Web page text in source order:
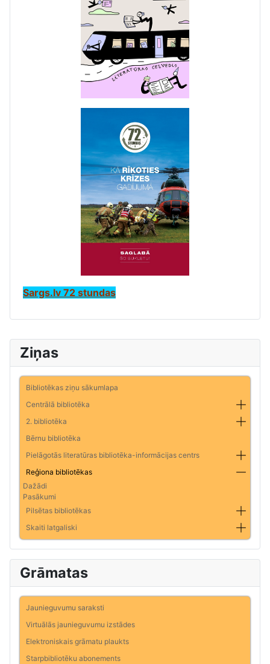
Ziņas
Bibliotēkas ziņu sākumlapa
Centrālā bibliotēka
2. bibliotēka
Bērnu bibliotēka
Pielāgotās literatūras bibliotēka-informācijas centrs
Reģiona bibliotēkas
Dažādi
Pasākumi
Pilsētas bibliotēkas
Skaiti latgaliski
Grāmatas
Jaunieguvumu saraksti
Virtuālās jaunieguvumu izstādes
Elektroniskais grāmatu plaukts
Starpbibliotēku abonements
Sargs.lv 72 stundas